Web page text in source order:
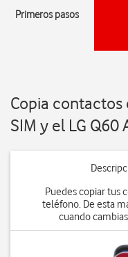
Primeros pasos
Copia
SIM y el LG Q60
Puedes copiar tus
teléfono. De esta
cuando